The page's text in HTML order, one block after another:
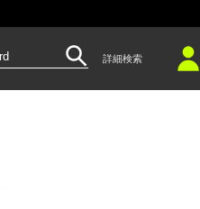
詳細検索